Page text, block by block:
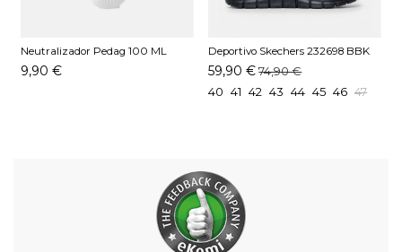
Neutralizador Pedag 100 ML
9,90 €
Deportivo Skechers 232698 BBK
Negro
59,90 € 74,90 €
40 41 42 43 44 45 46 47